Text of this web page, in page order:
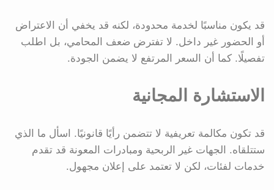
قد يكون مناسبًا لخدمة محدودة، لكنه قد يخفي أن الاعتراض
أو الحضور غير داخل. لا تفترض ضعف المحامي، بل اطلب
تفصيلًا. كما أن السعر المرتفع لا يضمن الجودة.
الاستشارة المجانية
قد تكون مكالمة تعريفية لا تتضمن رأيًا قانونيًا. اسأل ما الذي
ستتلقاه. الجهات غير الربحية ومبادرات المعونة قد تقدم
خدمات لفئات، لكن لا تعتمد على إعلان مجهول.